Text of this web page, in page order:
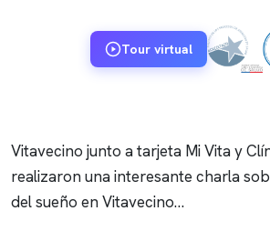
Tour virtual
Vitavecino junto a tarjeta Mi Vita y
realizaron una interesante charla
del sueño en Vitavecino…